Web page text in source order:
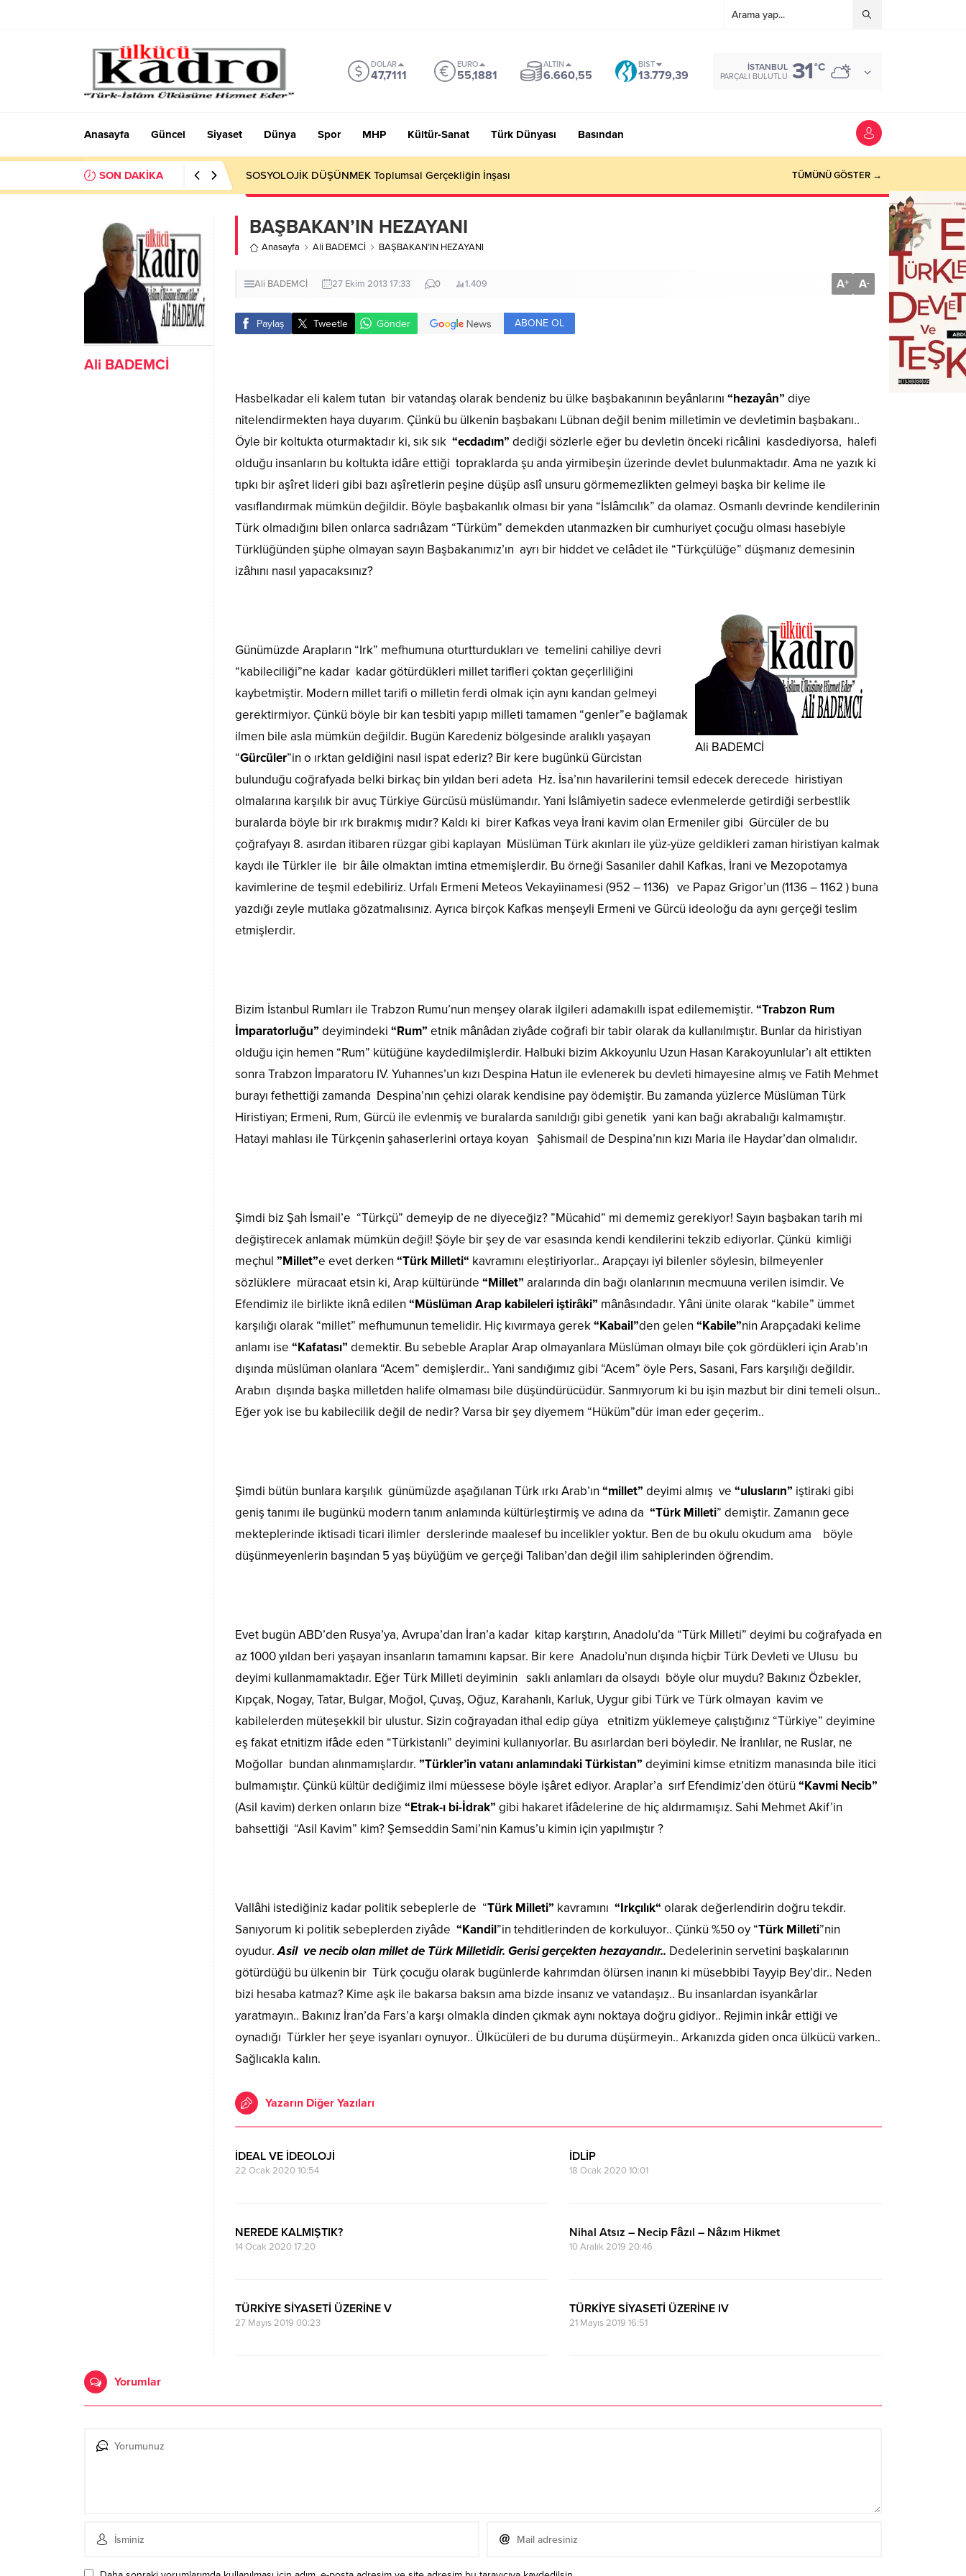
DOLAR
47,7111
EURO
55,1881
ALTIN
6.660,55
BIST
13.779,39
İSTANBUL
PARÇALI BULUTLU 31°C
Anasayfa Güncel Siyaset Dünya Spor MHP Kültür-Sanat Türk Dünyası Basından
SON DAKİKA Okumayı Pek de Sevmiyoruz Herhalde TÜMÜNÜ GÖSTER →
Ali BADEMCİ
BAŞBAKAN’IN HEZAYANI
Anasayfa Ali BADEMCİ BAŞBAKAN’IN HEZAYANI
Ali BADEMCİ 27 Ekim 2013 17:33 0 1.409 A+ A-
Paylaş Tweetle Gönder ABONE OL
Hasbelkadar eli kalem tutan bir vatandaş olarak bendeniz bu ülke başbakanının beyânlarını “hezayân” diye
nitelendirmekten haya duyarım. Çünkü bu ülkenin başbakanı Lübnan değil benim milletimin ve devletimin başbakanı..
Öyle bir koltukta oturmaktadır ki, sık sık “ecdadım” dediği sözlerle eğer bu devletin önceki ricâlini kasdediyorsa, halefi
olduğu insanların bu koltukta idâre ettiği topraklarda şu anda yirmibeşin üzerinde devlet bulunmaktadır. Ama ne yazık ki
tıpkı bir aşîret lideri gibi bazı aşîretlerin peşine düşüp aslî unsuru görmemezlikten gelmeyi başka bir kelime ile
vasıflandırmak mümkün değildir. Böyle başbakanlık olması bir yana “İslâmcılık” da olamaz. Osmanlı devrinde kendilerinin
Türk olmadığını bilen onlarca sadrıâzam “Türküm” demekden utanmazken bir cumhuriyet çocuğu olması hasebiyle
Türklüğünden şüphe olmayan sayın Başbakanımız’ın ayrı bir hiddet ve celâdet ile “Türkçülüğe” düşmanız demesinin
izâhını nasıl yapacaksınız?
Ali BADEMCİ
Günümüzde Arapların “Irk” mefhumuna oturtturdukları ve temelini cahiliye devri
“kabileciliği”ne kadar kadar götürdükleri millet tarifleri çoktan geçerliliğini
kaybetmiştir. Modern millet tarifi o milletin ferdi olmak için aynı kandan gelmeyi
gerektirmiyor. Çünkü böyle bir kan tesbiti yapıp milleti tamamen “genler”e bağlamak
ilmen bile asla mümkün değildir. Bugün Karedeniz bölgesinde aralıklı yaşayan
“Gürcüler”in o ırktan geldiğini nasıl ispat ederiz? Bir kere bugünkü Gürcistan
bulunduğu coğrafyada belki birkaç bin yıldan beri adeta Hz. İsa’nın havarilerini temsil edecek derecede hiristiyan
olmalarına karşılık bir avuç Türkiye Gürcüsü müslümandır. Yani İslâmiyetin sadece evlenmelerde getirdiği serbestlik
buralarda böyle bir ırk bırakmış mıdır? Kaldı ki birer Kafkas veya İrani kavim olan Ermeniler gibi Gürcüler de bu
çoğrafyayı 8. asırdan itibaren rüzgar gibi kaplayan Müslüman Türk akınları ile yüz-yüze geldikleri zaman hiristiyan kalmak
kaydı ile Türkler ile bir âile olmaktan imtina etmemişlerdir. Bu örneği Sasaniler dahil Kafkas, İrani ve Mezopotamya
kavimlerine de teşmil edebiliriz. Urfalı Ermeni Meteos Vekayiinamesi (952 – 1136) ve Papaz Grigor’un (1136 – 1162 ) buna
yazdığı zeyle mutlaka gözatmalısınız. Ayrıca birçok Kafkas menşeyli Ermeni ve Gürcü ideoloğu da aynı gerçeği teslim
etmişlerdir.
Bizim İstanbul Rumları ile Trabzon Rumu’nun menşey olarak ilgileri adamakıllı ispat edilememiştir. “Trabzon Rum
İmparatorluğu” deyimindeki “Rum” etnik mânâdan ziyâde coğrafi bir tabir olarak da kullanılmıştır. Bunlar da hiristiyan
olduğu için hemen “Rum” kütüğüne kaydedilmişlerdir. Halbuki bizim Akkoyunlu Uzun Hasan Karakoyunlular’ı alt ettikten
sonra Trabzon İmparatoru IV. Yuhannes’un kızı Despina Hatun ile evlenerek bu devleti himayesine almış ve Fatih Mehmet
burayı fethettiği zamanda Despina’nın çehizi olarak kendisine pay ödemiştir. Bu zamanda yüzlerce Müslüman Türk
Hiristiyan; Ermeni, Rum, Gürcü ile evlenmiş ve buralarda sanıldığı gibi genetik yani kan bağı akrabalığı kalmamıştır.
Hatayi mahlası ile Türkçenin şahaserlerini ortaya koyan Şahismail de Despina’nın kızı Maria ile Haydar’dan olmalıdır.
Şimdi biz Şah İsmail’e “Türkçü” demeyip de ne diyeceğiz? ”Mücahid” mi dememiz gerekiyor! Sayın başbakan tarih mi
değiştirecek anlamak mümkün değil! Şöyle bir şey de var esasında kendi kendilerini tekzib ediyorlar. Çünkü kimliği
meçhul ”Millet”e evet derken “Türk Milleti“ kavramını eleştiriyorlar.. Arapçayı iyi bilenler söylesin, bilmeyenler
sözlüklere müracaat etsin ki, Arap kültüründe “Millet” aralarında din bağı olanlarının mecmuuna verilen isimdir. Ve
Efendimiz ile birlikte iknâ edilen “Müslüman Arap kabileleri iştirâki” mânâsındadır. Yâni ünite olarak “kabile” ümmet
karşılığı olarak “millet” mefhumunun temelidir. Hiç kıvırmaya gerek“Kabail”den gelen “Kabile”nin Arapçadaki kelime
anlamı ise “Kafatası” demektir. Bu sebeble Araplar Arap olmayanlara Müslüman olmayı bile çok gördükleri için Arab’ın
dışında müslüman olanlara “Acem” demişlerdir.. Yani sandığımız gibi “Acem” öyle Pers, Sasani, Fars karşılığı değildir.
Arabın dışında başka milletden halife olmaması bile düşündürücüdür. Sanmıyorum ki bu işin mazbut bir dini temeli olsun..
Eğer yok ise bu kabilecilik değil de nedir? Varsa bir şey diyemem “Hüküm”dür iman eder geçerim..
Şimdi bütün bunlara karşılık günümüzde aşağılanan Türk ırkı Arab’ın “millet” deyimi almış ve “ulusların” iştiraki gibi
geniş tanımı ile bugünkü modern tanım anlamında kültürleştirmiş ve adına da “Türk Milleti” demiştir. Zamanın gece
mekteplerinde iktisadi ticari ilimler derslerinde maalesef bu incelikler yoktur. Ben de bu okulu okudum ama böyle
düşünmeyenlerin başından 5 yaş büyüğüm ve gerçeği Taliban’dan değil ilim sahiplerinden öğrendim.
Evet bugün ABD’den Rusya’ya, Avrupa’dan İran’a kadar kitap karştırın, Anadolu’da “Türk Milleti” deyimi bu coğrafyada en
az 1000 yıldan beri yaşayan insanların tamamını kapsar. Bir kere Anadolu’nun dışında hiçbir Türk Devleti ve Ulusu bu
deyimi kullanmamaktadır. Eğer Türk Milleti deyiminin saklı anlamları da olsaydı böyle olur muydu? Bakınız Özbekler,
Kıpçak, Nogay, Tatar, Bulgar, Moğol, Çuvaş, Oğuz, Karahanlı, Karluk, Uygur gibi Türk ve Türk olmayan kavim ve
kabilelerden müteşekkil bir ulustur. Sizin coğrayadan ithal edip güya etnitizm yüklemeye çalıştığınız “Türkiye” deyimine
eş fakat etnitizm ifâde eden “Türkistanlı” deyimini kullanıyorlar. Bu asırlardan beri böyledir. Ne İranlılar, ne Ruslar, ne
Moğollar bundan alınmamışlardır. ”Türkler’in vatanı anlamındaki Türkistan” deyimini kimse etnitizm manasında bile itici
bulmamıştır. Çünkü kültür dediğimiz ilmi müessese böyle işâret ediyor. Araplar’a sırf Efendimiz’den ötürü “Kavmi Necib”
(Asil kavim) derken onların bize “Etrak-ı bi-İdrak” gibi hakaret ifâdelerine de hiç aldırmamışız. Sahi Mehmet Akif’in
bahsettiği “Asil Kavim” kim? Şemseddin Sami’nin Kamus’u kimin için yapılmıştır ?
Vallâhi istediğiniz kadar politik sebeplerle de “Türk Milleti” kavramını “Irkçılık“ olarak değerlendirin doğru tekdir.
Sanıyorum ki politik sebeplerden ziyâde “Kandil”in tehditlerinden de korkuluyor.. Çünkü %50 oy “Türk Milleti”nin
oyudur.Asil ve necib olan millet de Türk Milletidir. Gerisi gerçekten hezayandır.. Dedelerinin servetini başkalarının
götürdüğü bu ülkenin bir Türk çocuğu olarak bugünlerde kahrımdan ölürsen inanın ki müsebbibi Tayyip Bey’dir.. Neden
bizi hesaba katmaz? Kime aşk ile bakarsa baksın ama bizde insanız ve vatandaşız.. Bu insanlardan isyankârlar
yaratmayın.. Bakınız İran’da Fars’a karşı olmakla dinden çıkmak aynı noktaya doğru gidiyor.. Rejimin inkâr ettiği ve
oynadığı Türkler her şeye isyanları oynuyor.. Ülkücüleri de bu duruma düşürmeyin.. Arkanızda giden onca ülkücü varken..
Sağlıcakla kalın.
Yazarın Diğer Yazıları
İDEAL VE İDEOLOJİ
22 Ocak 2020 10:54
İDLİP
18 Ocak 2020 10:01
NEREDE KALMIŞTIK?
14 Ocak 2020 17:20
Nihal Atsız – Necip Fâzıl – Nâzım Hikmet
10 Aralık 2019 20:46
TÜRKİYE SİYASETİ ÜZERİNE V
27 Mayıs 2019 00:23
TÜRKİYE SİYASETİ ÜZERİNE IV
21 Mayıs 2019 16:51
Yorumlar